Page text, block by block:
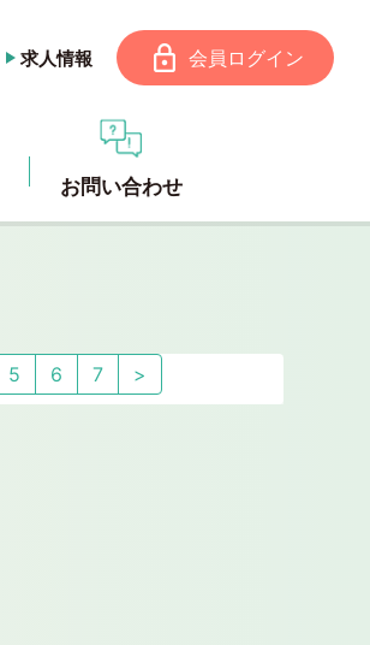
求人情報 会員ログイン
お問い合わせ
5 6 7 >